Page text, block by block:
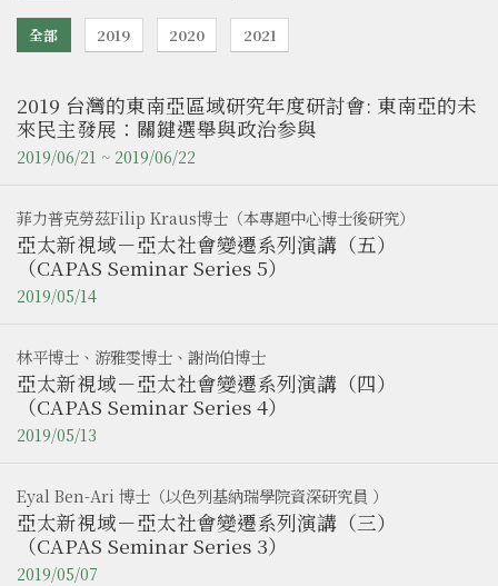
全部 2019 2020 2021
2019 台灣的東南亞區域研究年度研討會: 東南亞的未
來民主發展：關鍵選舉與政治参與
2019/06/21 ~ 2019/06/22
菲力普克勞茲Filip Kraus博士（本專題中心博士後研究）
亞太新視域－亞太社會變遷系列演講（五）
（CAPAS Seminar Series 5）
2019/05/14
林平博士、游雅雯博士、謝尚伯博士
亞太新視域－亞太社會變遷系列演講（四）
（CAPAS Seminar Series 4）
2019/05/13
Eyal Ben-Ari 博士（以色列基納瑞學院資深研究員 ）
亞太新視域－亞太社會變遷系列演講（三）
（CAPAS Seminar Series 3）
2019/05/07